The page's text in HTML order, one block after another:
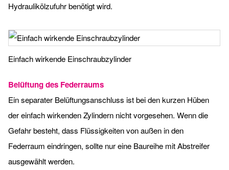
Hydraulikölzufuhr benötigt wird.
Einfach wirkende Einschraubzylinder
Belüftung des Federraums
Ein separater Belüftungsanschluss ist bei den kurzen Hüben
der einfach wirkenden Zylindern nicht vorgesehen. Wenn die
Gefahr besteht, dass Flüssigkeiten von außen in den
Federraum eindringen, sollte nur eine Baureihe mit Abstreifer
ausgewählt werden.